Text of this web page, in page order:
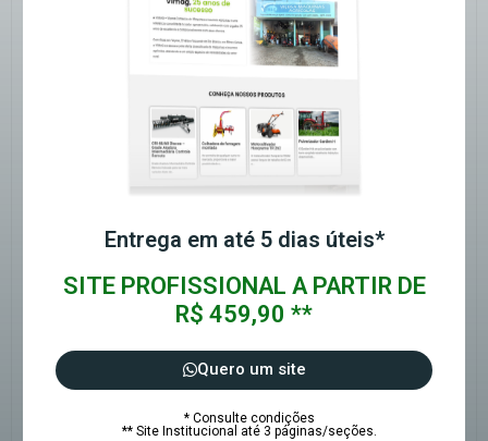
Entrega em até 5 dias úteis*
SITE PROFISSIONAL A PARTIR DE
R$ 459,90 **
Quero um site
* Consulte condições
** Site Institucional até 3 páginas/seções.